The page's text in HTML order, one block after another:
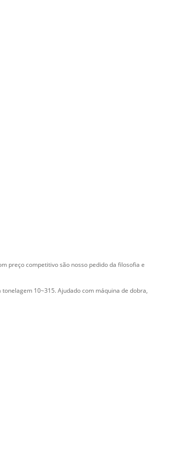
preço competitivo são nosso pedido da filosofia e
10~315. Ajudado com máquina de dobra,